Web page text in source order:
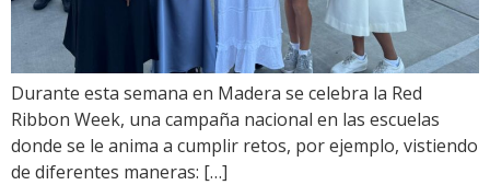
Durante esta semana en Madera se celebra la Red
Ribbon Week, una campaña nacional en las escuelas
donde se le anima a cumplir retos, por ejemplo, vistiendo
de diferentes maneras: […]